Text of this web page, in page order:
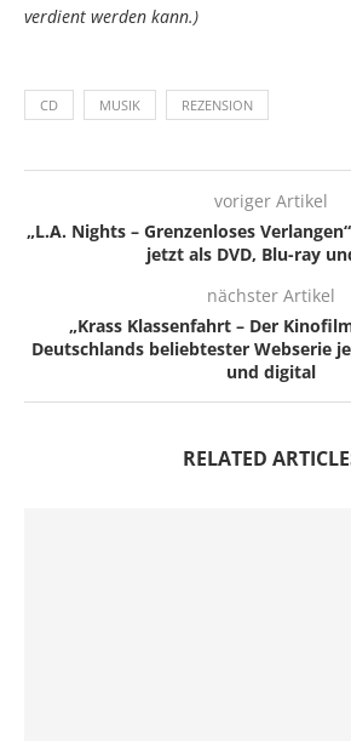
verdient werden kann.)
CD MUSIK REZENSION
voriger Artikel
„L.A. Nights – Grenzenloses
jetzt als DVD, Blu-ray
nächster Artikel
„Krass Klassenfahrt – Der
Deutschlands beliebtester Webserie
und digital
RELATED